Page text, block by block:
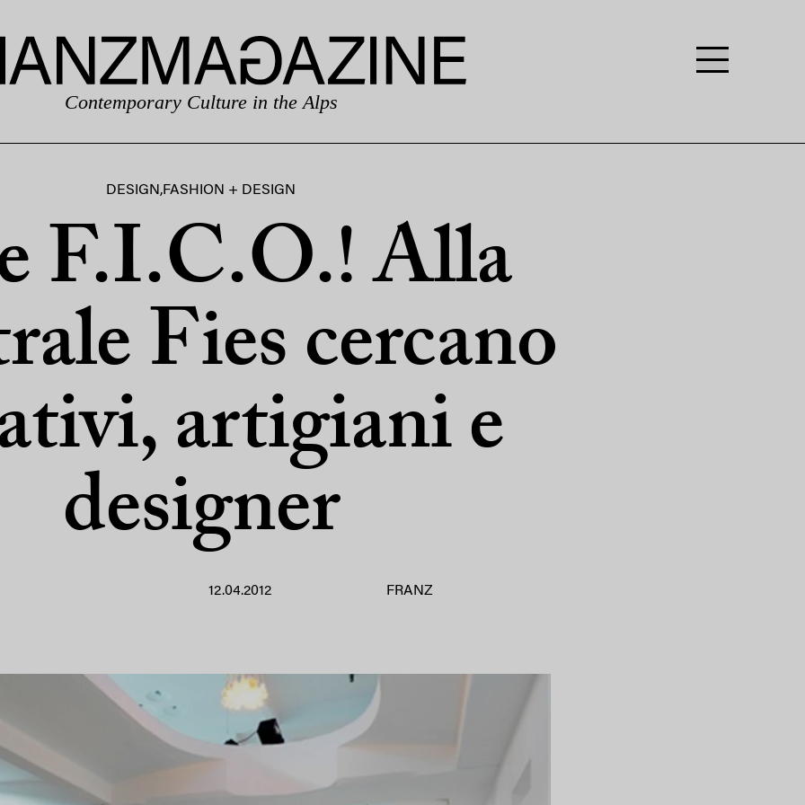
Contemporary Culture in the Alps
DESIGN ,FASHION + DESIGN
F.I.C.O.! Alla
Fies cercano
artigiani e
designer
12.04.2012 FRANZ